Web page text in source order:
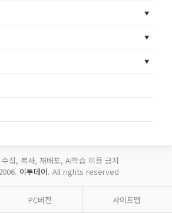
집, 복사, 재배포, AI학습 이용 금지
이투데이. All rights reserved
PC버전 사이트맵